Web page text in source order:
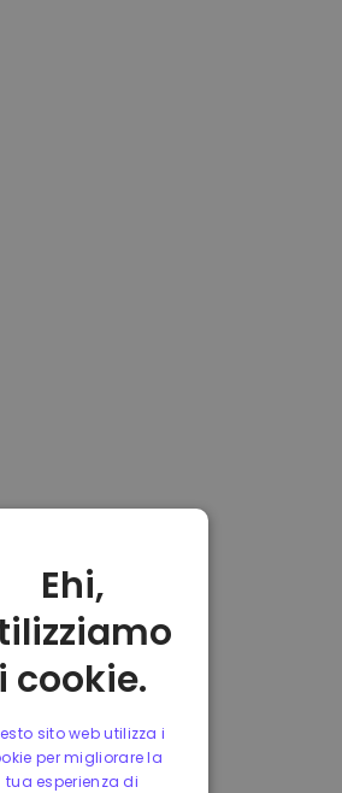
Ehi,
i cookie.
sito web utilizza i
per migliorare la
tua esperienza di